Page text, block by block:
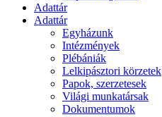
Adattár
Adattár
Egyházunk
Intézmények
Plébániák
Lelkipásztori körzetek
Papok, szerzetesek
Világi munkatársak
Dokumentumok